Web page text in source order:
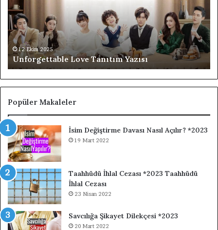
12 Ekim 2025
Unforgettable Love Tanıtım Yazısı
Popüler Makaleler
İsim Değiştirme Davası Nasıl Açılır? *2023
19 Mart 2022
Taahhüdü İhlal Cezası *2023 Taahhüdü
İhlal Cezası
23 Nisan 2022
Savcılığa Şikayet Dilekçesi *2023
20 Mart 2022